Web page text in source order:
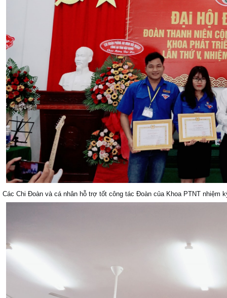
Các Chi Đoàn và cá nhân hỗ trợ tốt công tác Đoàn của Khoa PTNT